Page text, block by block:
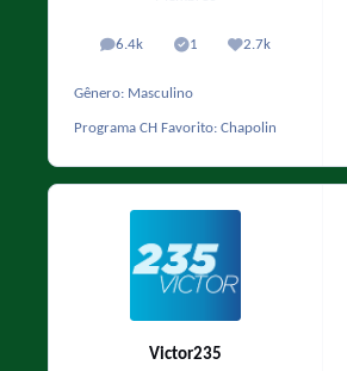
6.4k
posts 1
Solutions2.7k
Reputação
Gênero: Masculino
Programa CH Favorito: Chapolin
Victor235